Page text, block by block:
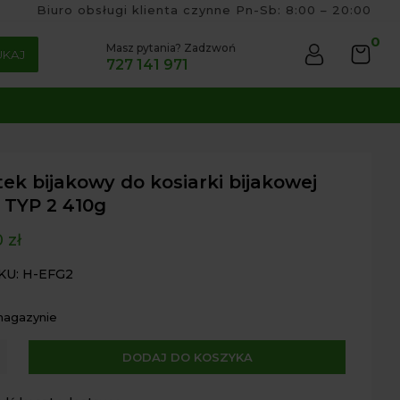
Biuro obsługi klienta czynne Pn-Sb: 8:00 – 20:00
Masz pytania? Zadzwoń
727 141 971
0
bijakowy do kosiarki bijakowej
TYP 2 410g
zł
H-EFG2
DODAJ DO KOSZYKA